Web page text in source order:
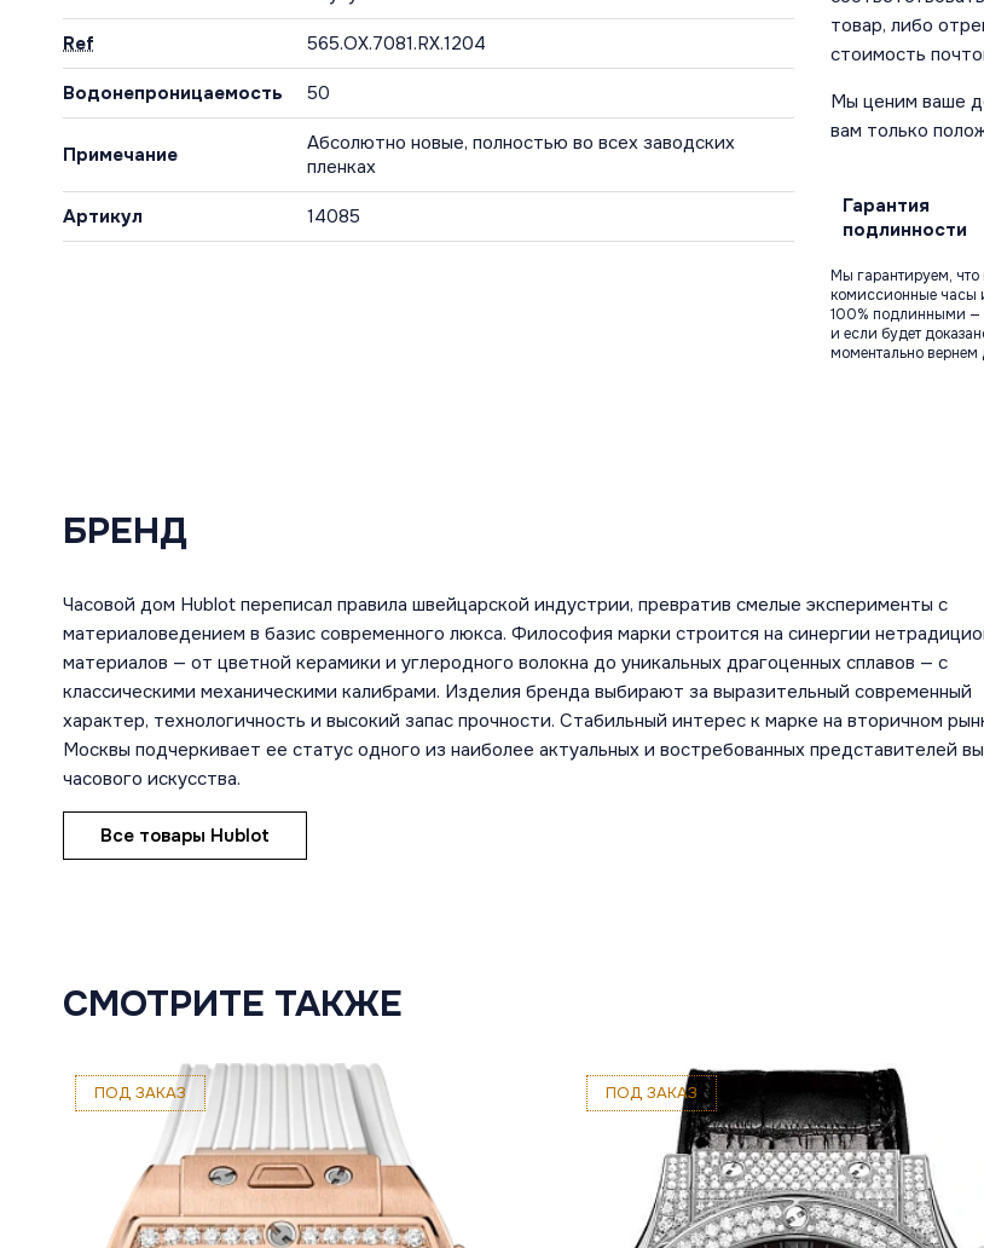
Ref 565.OX.7081.RX.1204
Водонепроницаемость 50
Примечание
Абсолютно новые, полностью во всех заводских
пленках
Артикул 14085
товар, либо
стоимость
Мы ценим ваше
вам только
Гарантия
подлинности
Мы гарантируем, что
комиссионные часы
100% подлинными
и если будет
моментально вернем
БРЕНД
Часовой дом Hublot переписал правила швейцарской индустрии, превратив смелые эксперименты с
материаловедением в базис современного люкса. Философия марки строится на синергии
материалов — от цветной керамики и углеродного волокна до уникальных драгоценных сплавов — с
классическими механическими калибрами. Изделия бренда выбирают за выразительный современный
характер, технологичность и высокий запас прочности. Стабильный интерес к марке на вторичном
Москвы подчеркивает ее статус одного из наиболее актуальных и востребованных представителей
часового искусства.
Все товары Hublot
СМОТРИТЕ ТАКЖЕ
ПОД ЗАКАЗ ПОД ЗАКАЗ